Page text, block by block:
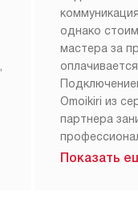
однако
мастера за
Omoikiri из
партнера
Наш сервис
Показать